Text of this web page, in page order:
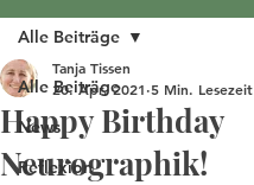
Alle Beiträge
News
Reflexion
Alle Beiträge
Happy Birthday
Neurographik!
Tanja Tissen
20. Apr. 2021 5 Min. Lesezeit